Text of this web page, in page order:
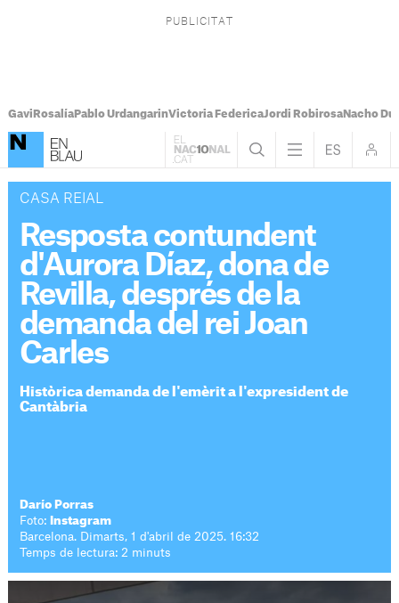
Gavi RosalíaPablo UrdangarinVictoria FedericaJordi RobirosaNacho
CASA REIAL
Resposta contundent
d'Aurora Díaz, dona de
Revilla, després de la
demanda del rei Joan
Carles
Històrica demanda de l'emèrit a l'expresident de
Cantàbria
Darío Porras
Foto:
Instagram
Barcelona. Dimarts, 1 d'abril de 2025. 16:32
Temps de lectura: 2 minuts